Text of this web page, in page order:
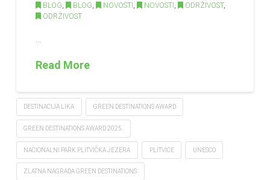
BLOG, BLOG, NOVOSTI , NOVOSTI , ODRŽIVOST,
ODRŽIVOST
Read More
DESTINACIJA LIKA GREEN DESTINATIONS AWARD
GREEN DESTINATIONS AWARD 2025.
NACIONALNI PARK PLITVIČKA JEZERA PLITVICE UNESCO
ZLATNA NAGRADA GREEN DESTINATIONS